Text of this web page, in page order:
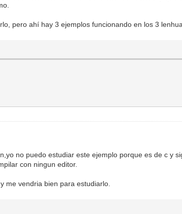
pero ahí hay 3 ejemplos funcionando en los 3
no puedo estudiar este ejemplo porque es de c y
con ningun editor.
me vendria bien para estudiarlo.